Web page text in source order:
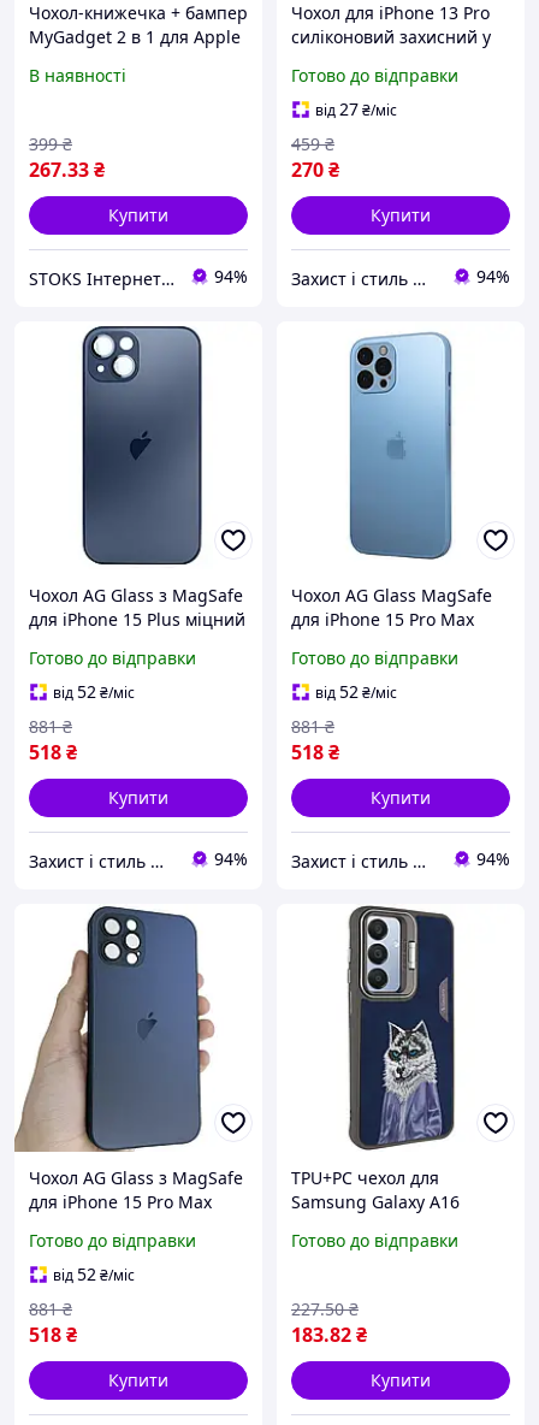
Чохол-книжечка + бампер
MyGadget 2 в 1 для Apple
Blue
В наявності
267.33₴
399 ₴
Купити
STOKS Інтернет магазин стокового товару з Європи та США. 94%
Чохол для iPhone 13 Pro
силіконовий захисний у
захисту від пошкоджень
Готово до відправки
від27₴/міс
270₴
459 ₴
Купити
Захист і стиль — в одному магазині 94%
Чохол AG Glass з MagSafe
для iPhone 15 Plus міцний
кольорі Titanium Blue
Готово до відправки
від52₴/міс
518₴
881 ₴
Купити
Захист і стиль — в одному магазині 94%
Чохол AG Glass MagSafe
для iPhone 15 Pro Max
кольорі Sierra Blue
Готово до відправки
від52₴/міс
518₴
881 ₴
Купити
Захист і стиль — в одному магазині 94%
Чохол AG Glass з MagSafe
для iPhone 15 Pro Max
кольорі Titanium Blue
Готово до відправки
від52₴/міс
518₴
881 ₴
Купити
TPU+PC чехол для
Samsung Galaxy A16
підставкою кольору Blue
Готово до відправки
183.82₴
227.50 ₴
Купити